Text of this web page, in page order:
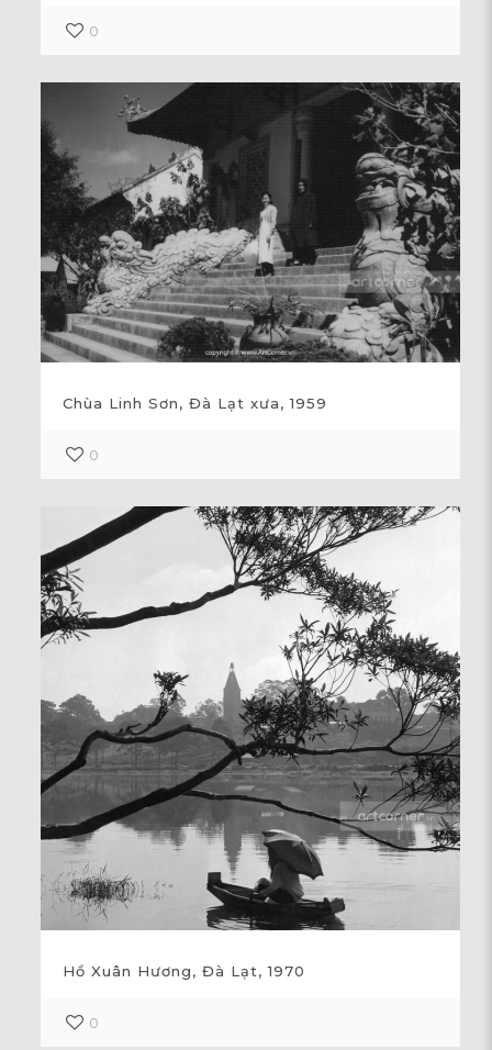
0
Chùa Linh Sơn, Đà Lạt xưa, 1959
0
Hồ Xuân Hương, Đà Lạt, 1970
0